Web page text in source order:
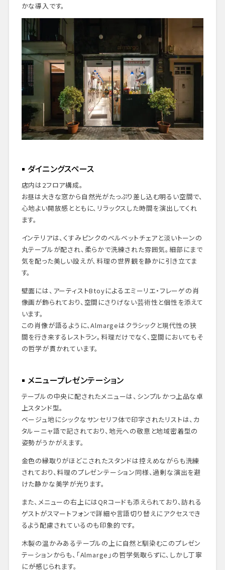
かな導入です。
ダイニングスペース
店内は2フロア構成。
お昼は大きな窓から自然光がたっぷり差し込む明るい空間で、
心地よい開放感とともに、リラックスした時間を演出してくれ
ます。
インテリアは、くすみピンクのベルベットチェアと淡いトーンの
丸テーブルが配され、柔らかで洗練された雰囲気。細部にまで
気を配った美しい設えが、料理の世界観を静かに引き立てま
す。
壁面には、アーティストBtoyによるエミーリエ・フレーゲの肖
像画が飾られており、空間にさりげない芸術性と個性を添えて
います。
この肖像が語るように、Almargeはクラシックと現代性の狭
間を行き来するレストラン。料理だけでなく、空間においてもそ
の哲学が貫かれています。
メニュープレゼンテーション
テーブルの中央に配されたメニューは、シンプルかつ上品な卓
上スタンド型。
ベージュ地にシックなサンセリフ体で印字されたリストは、カ
タルーニャ語で記されており、地元への敬意と地域密着型の
姿勢がうかがえます。
金色の縁取りがほどこされたスタンドは控えめながらも洗練
されており、料理のプレゼンテーション同様、過剰な演出を避
けた静かな美学が光ります。
また、メニューの右上にはQRコードも添えられており、訪れる
ゲストがスマートフォンで詳細や言語切り替えにアクセスでき
るよう配慮されているのも印象的です。
木製の温かみあるテーブルの上に自然と馴染むこのプレゼン
テーションからも、「Almarge」の哲学――気取らずに、しかし丁寧
に――が感じられます。